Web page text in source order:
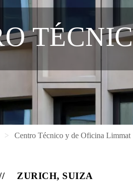
Centro Técnico y de Oficina Limmat
ZURICH, SUIZA